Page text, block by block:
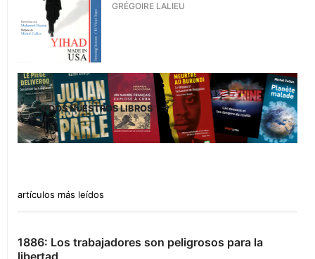
GRÉGOIRE LALIEU
TODOS NUESTROS LIBROS
artículos más leídos
1886: Los trabajadores son peligrosos para la